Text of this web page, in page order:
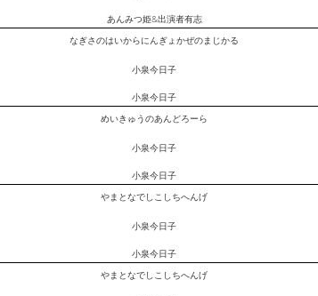
あんみつ姫&出演者有志
なぎさのはいからにんぎょかぜのまじかる
小泉今日子
小泉今日子
めいきゅうのあんどろーら
小泉今日子
小泉今日子
やまとなでしこしちへんげ
小泉今日子
小泉今日子
やまとなでしこしちへんげ